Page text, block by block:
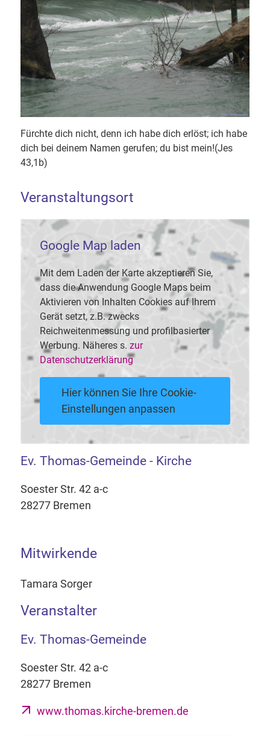
Fürchte dich nicht, denn ich habe dich erlöst; ich habe
dich bei deinem Namen gerufen; du bist mein!(Jes
43,1b)
Veranstaltungsort
Google Map laden
Mit dem Laden der Karte akzeptieren Sie,
dass die Anwendung Google Maps beim
Aktivieren von Inhalten Cookies auf Ihrem
Gerät setzt, z.B. zwecks
Reichweitenmessung und profilbasierter
Werbung. Näheres s. zur
Datenschutzerklärung
Hier können Sie Ihre Cookie-
Einstellungen anpassen
Ev. Thomas-Gemeinde - Kirche
Soester Str. 42 a-c
28277 Bremen
Mitwirkende
Tamara Sorger
Veranstalter
Ev. Thomas-Gemeinde
Soester Str. 42 a-c
28277 Bremen
www.thomas.kirche-bremen.de